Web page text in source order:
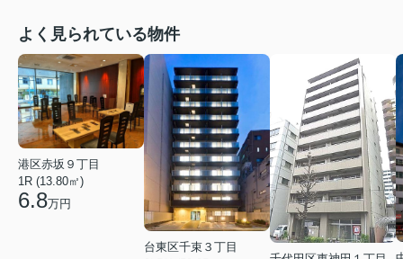
よく見られている物件
港区赤坂９丁目
1R (13.80㎡)
6.8万円
台東区千束３丁目